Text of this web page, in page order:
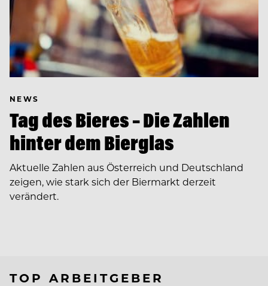
NEWS
Tag des Bieres – Die Zahlen
hinter dem Bierglas
Aktuelle Zahlen aus Österreich und Deutschland
zeigen, wie stark sich der Biermarkt derzeit
verändert.
TOP ARBEITGEBER